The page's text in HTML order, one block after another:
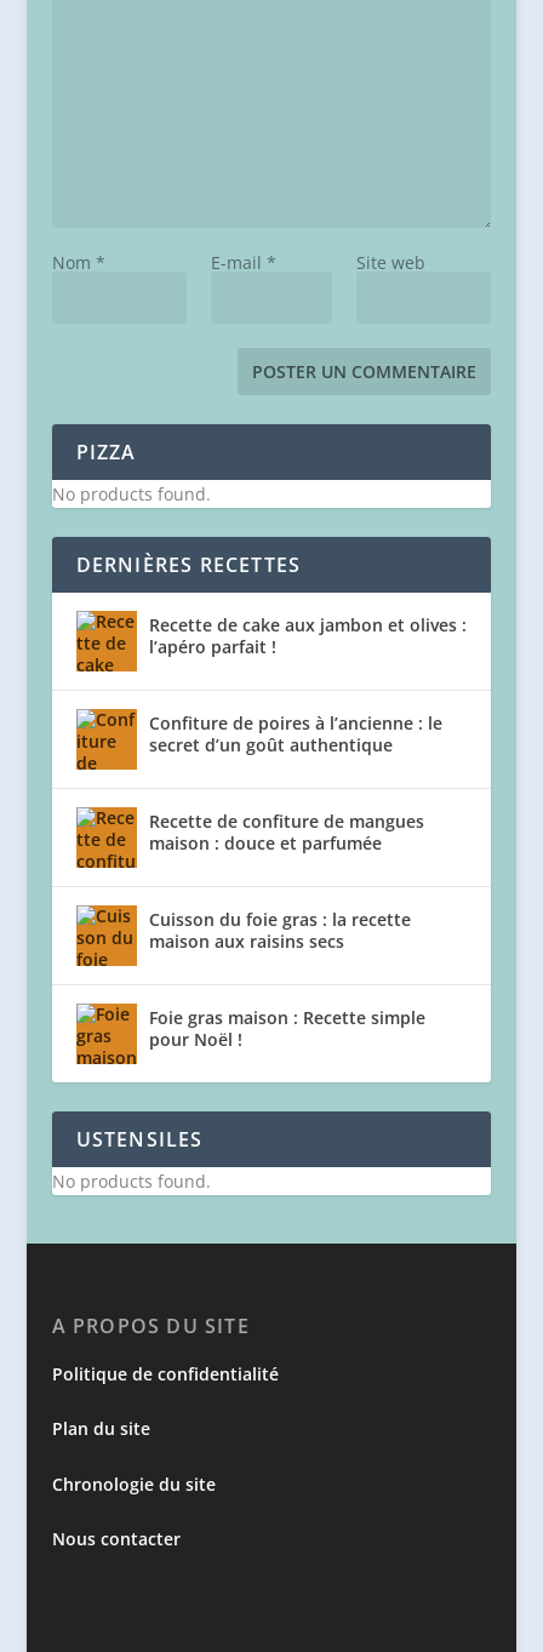
Nom * E-mail * Site web
PIZZA
No products found.
DERNIÈRES RECETTES
Recette de cake aux jambon et olives :
l’apéro parfait !
Confiture de poires à l’ancienne : le
secret d’un goût authentique
Recette de confiture de mangues
maison : douce et parfumée
Cuisson du foie gras : la recette
maison aux raisins secs
Foie gras maison : Recette simple
pour Noël !
USTENSILES
No products found.
A PROPOS DU SITE
Politique de confidentialité
Plan du site
Chronologie du site
Nous contacter